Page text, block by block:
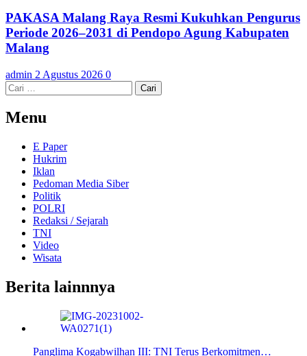
PAKASA Malang Raya Resmi Kukuhkan Pengurus
Periode 2026–2031 di Pendopo Agung Kabupaten
Malang
admin 2 Agustus 2026 0
Cari
untuk:
Menu
E Paper
Hukrim
Iklan
Pedoman Media Siber
Politik
POLRI
Redaksi / Sejarah
TNI
Video
Wisata
Berita lainnnya
Panglima Kogabwilhan III: TNI Terus Berkomitmen…